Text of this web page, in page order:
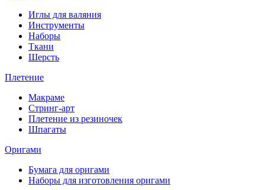
Иглы для валяния
Инструменты
Наборы
Ткани
Шерсть
Плетение
Макраме
Стринг-арт
Плетение из резиночек
Шпагаты
Оригами
Бумага для оригами
Наборы для изготовления оригами